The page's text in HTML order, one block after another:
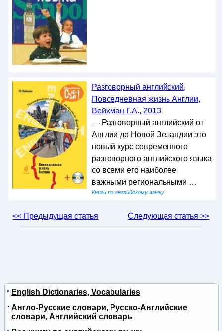
Разговорный английский,
Повседневная жизнь Англии,
Вейхман Г.А., 2013
— Разговорный английский от
Англии до Новой Зеландии это
новый курс современного
разговорного английского языка
со всеми его наиболее
важными региональными …
Книги по английскому языку
<< Предыдущая статья Следующая статья >>
English Dictionaries, Vocabularies
Англо-Русские словари, Русско-Английские
словари, Английский словарь